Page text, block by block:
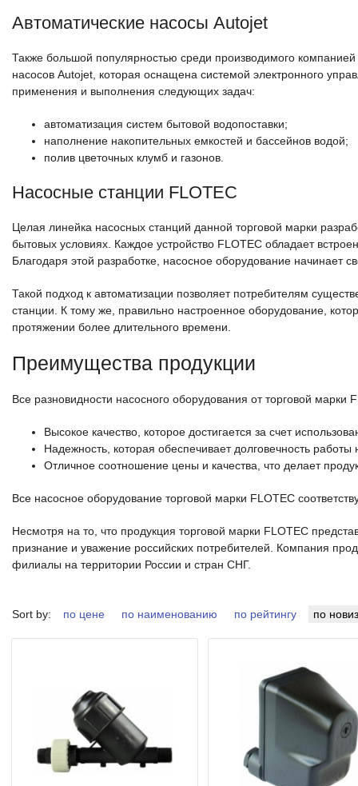
Автоматические насосы Autojet
Также большой популярностью среди производимого
насосов Autojet, которая оснащена системой электронного
применения и выполнения следующих задач:
автоматизация систем бытовой водопоставки;
наполнение накопительных емкостей и бассейнов водой;
полив цветочных клумб и газонов.
Насосные станции FLOTEC
Целая линейка насосных станций данной торговой марки
бытовых условиях. Каждое устройство FLOTEC обладает
Благодаря этой разработке, насосное оборудование начинает
Такой подход к автоматизации позволяет потребителям
станции. К тому же, правильно настроенное оборудование,
протяжении более длительного времени.
Преимущества продукции
Все разновидности насосного оборудования от торговой
Высокое качество, которое достигается за счет
Надежность, которая обеспечивает долговечность
Отличное соотношение цены и качества, что делает
Все насосное оборудование торговой марки FLOTEC
Несмотря на то, что продукция торговой марки FLOTEC
признание и уважение российских потребителей. Компания
филиалы на территории России и стран СНГ.
Sort by: по цене по наименованию по рейтингу по